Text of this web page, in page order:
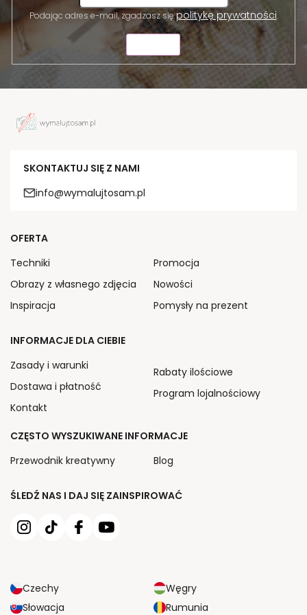
Podając adres e-mail, zgadzasz siępolitykę prywatności.
SKONTAKTUJ SIĘ Z NAMI
info@wymalujtosam.pl
ŚLEDŹ NAS I DAJ SIĘ ZAINSPIROWAĆ
Czechy
Węgry
Słowacja
Rumunia
OFERTA
Techniki
Obrazy z własnego zdjęcia
Inspiracja
Promocja
Nowości
Pomysły na prezent
INFORMACJE DLA CIEBIE
Zasady i warunki
Dostawa i płatność
Kontakt
Rabaty ilościowe
Program lojalnościowy
CZĘSTO WYSZUKIWANE INFORMACJE
Przewodnik kreatywny
Blog